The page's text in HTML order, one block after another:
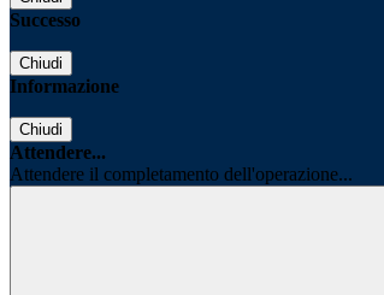
Successo
Chiudi
Informazione
Chiudi
Attendere...
Attendere il completamento dell'operazione...